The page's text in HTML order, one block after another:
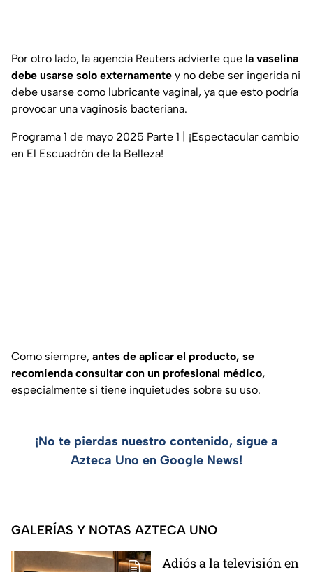
Por otro lado, la agencia Reuters advierte que la vaselina
debe usarse solo externamente y no debe ser ingerida ni
debe usarse como lubricante vaginal, ya que esto podría
provocar una vaginosis bacteriana.
Programa 1 de mayo 2025 Parte 1 | ¡Espectacular cambio
en El Escuadrón de la Belleza!
Como siempre, antes de aplicar el producto, se
recomienda consultar con un profesional médico,
especialmente si tiene inquietudes sobre su uso.
¡No te pierdas nuestro contenido, sigue a
Azteca Uno en Google News!
GALERÍAS Y NOTAS AZTECA UNO
Adiós a la televisión en